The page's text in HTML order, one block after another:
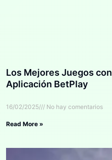
Los Mejores Juegos
Aplicación BetPlay
16/02/2025 No hay comentarios
Read More »